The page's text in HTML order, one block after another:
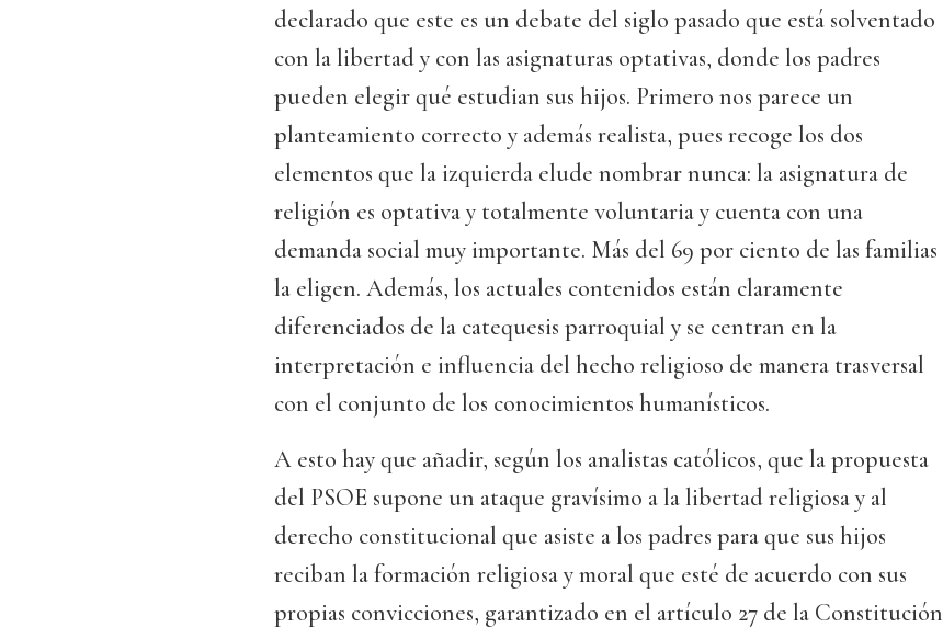
declarado que este es un debate del siglo pasado que está solventado
con la libertad y con las asignaturas optativas, donde los padres
pueden elegir qué estudian sus hijos. Primero nos parece un
planteamiento correcto y además realista, pues recoge los dos
elementos que la izquierda elude nombrar nunca: la asignatura de
religión es optativa y totalmente voluntaria y cuenta con una
demanda social muy importante. Más del 69 por ciento de las familias
la eligen. Además, los actuales contenidos están claramente
diferenciados de la catequesis parroquial y se centran en la
interpretación e influencia del hecho religioso de manera trasversal
con el conjunto de los conocimientos humanísticos.
A esto hay que añadir, según los analistas católicos, que la propuesta
del PSOE supone un ataque gravísimo a la libertad religiosa y al
derecho constitucional que asiste a los padres para que sus hijos
reciban la formación religiosa y moral que esté de acuerdo con sus
propias convicciones, garantizado en el artículo 27 de la Constitución